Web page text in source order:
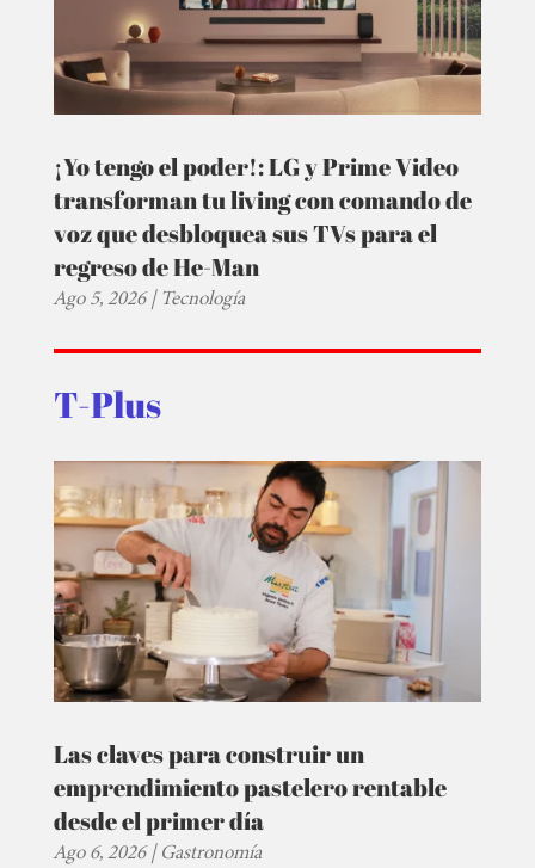
¡Yo tengo el poder!: LG y Prime Video
transforman tu living con comando de
voz que desbloquea sus TVs para el
regreso de He-Man
Ago 5, 2026|Tecnología
T-Plus
Las claves para construir un
emprendimiento pastelero rentable
desde el primer día
Ago 6, 2026|Gastronomía